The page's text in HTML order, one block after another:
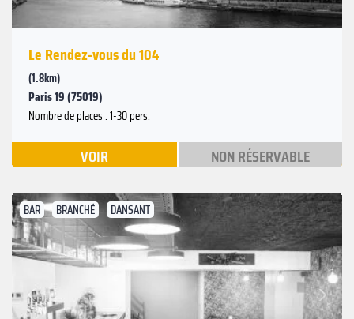
Le Rendez-vous du 104
(1.8km)
Paris 19 (75019)
Nombre de places : 1-30 pers.
VOIR NON RÉSERVABLE
BAR BRANCHÉ DANSANT
Précédent
Suivant